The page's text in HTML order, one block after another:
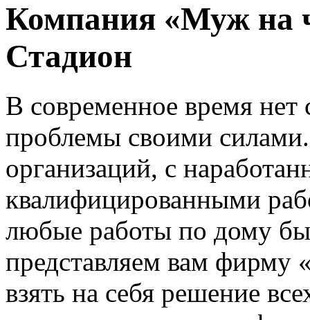
Компания «Муж на
Стадион
В современное время
проблемы своими
организаций, с
квалифицированными
любые работы по дому
представляем вам фирму
взять на себя решение